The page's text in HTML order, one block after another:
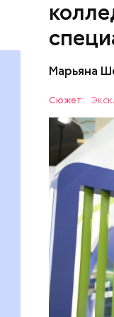
Марьяна
Сюжет:
— С
а
—
Швец
— Увидев,
мне было